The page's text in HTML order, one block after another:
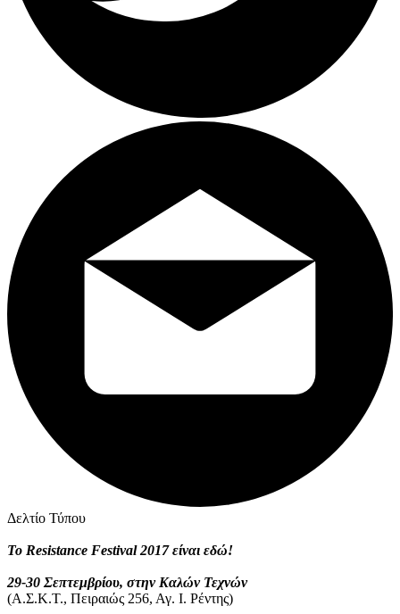
Δελτίο Τύπου
To Resistance Festival 2017 είναι εδώ!
29-30 Σεπτεμβρίου, στην Καλών Τεχνών
(Α.Σ.Κ.Τ., Πειραιώς 256, Αγ. Ι. Ρέντης)